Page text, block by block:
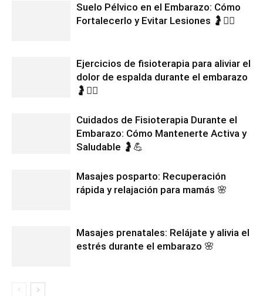
Suelo Pélvico en el Embarazo: Cómo
Fortalecerlo y Evitar Lesiones 🤰🧘‍♀️
Ejercicios de fisioterapia para aliviar el
dolor de espalda durante el embarazo
🤰🧘‍♀️
Cuidados de Fisioterapia Durante el
Embarazo: Cómo Mantenerte Activa y
Saludable 🤰💪
Masajes posparto: Recuperación
rápida y relajación para mamás 🌸
Masajes prenatales: Relájate y alivia el
estrés durante el embarazo 🌸